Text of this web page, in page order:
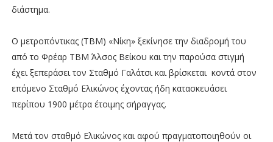
διάστημα.
Ο μετροπόντικας (ΤΒΜ) «Νίκη» ξεκίνησε την διαδρομή του
από το Φρέαρ ΤΒΜ Άλσος Βείκου και την παρούσα στιγμή
έχει ξεπεράσει τον Σταθμό Γαλάτσι και βρίσκεται κοντά στον
επόμενο Σταθμό Ελικώνος έχοντας ήδη κατασκευάσει
περίπου 1900 μέτρα έτοιμης σήραγγας.
Μετά τον σταθμό Ελικώνος και αφού πραγματοποιηθούν οι